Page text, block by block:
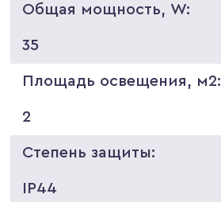
Общая мощность, W:
35
Площадь освещения, м2:
2
Степень защиты:
IP44